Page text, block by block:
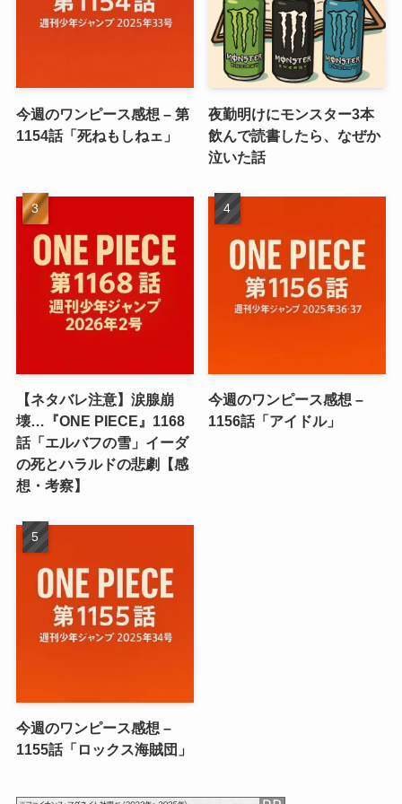
今週のワンピース感想 – 第
1154話「死ねもしねェ」
夜勤明けにモンスター3本
飲んで読書したら、なぜか
泣いた話
【ネタバレ注意】涙腺崩
壊…『ONE PIECE』1168
話「エルバフの雪」イーダ
の死とハラルドの悲劇【感
想・考察】
今週のワンピース感想 –
1156話「アイドル」
今週のワンピース感想 –
1155話「ロックス海賊団」